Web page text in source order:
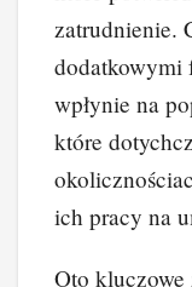
zatrudnienie.
dodatkowymi
wpłynie na
które
ich pracy na
Oto